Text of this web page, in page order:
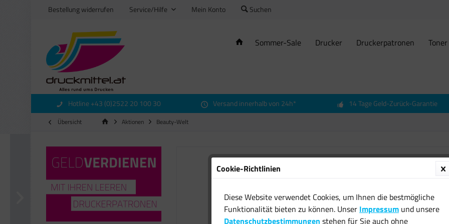
Bestellung widerrufen Service/Hilfe Mein Konto Suchen
Sommer-Sale Drucker Druckerpatronen Toner
Hotline +43 (0)2522 20 100 30 Versand innerhalb von 24h* 14 Tage Geld-Zurück-Garantie
Übersicht Aktionen Beauty-Welt
Cookie-Richtlinien
Diese Website verwendet Cookies, um Ihnen die bestmögliche
Funktionalität bieten zu können. Unser Impressum und unsere
Datenschutzbestimmungen stehen für Sie auch ohne